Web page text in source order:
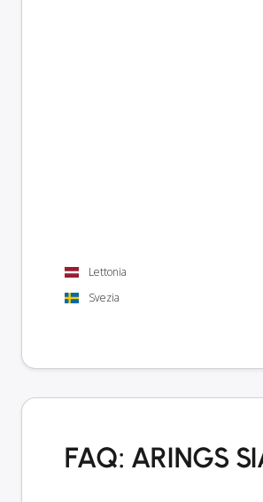
Lettonia
Svezia
FAQ: ARINGS